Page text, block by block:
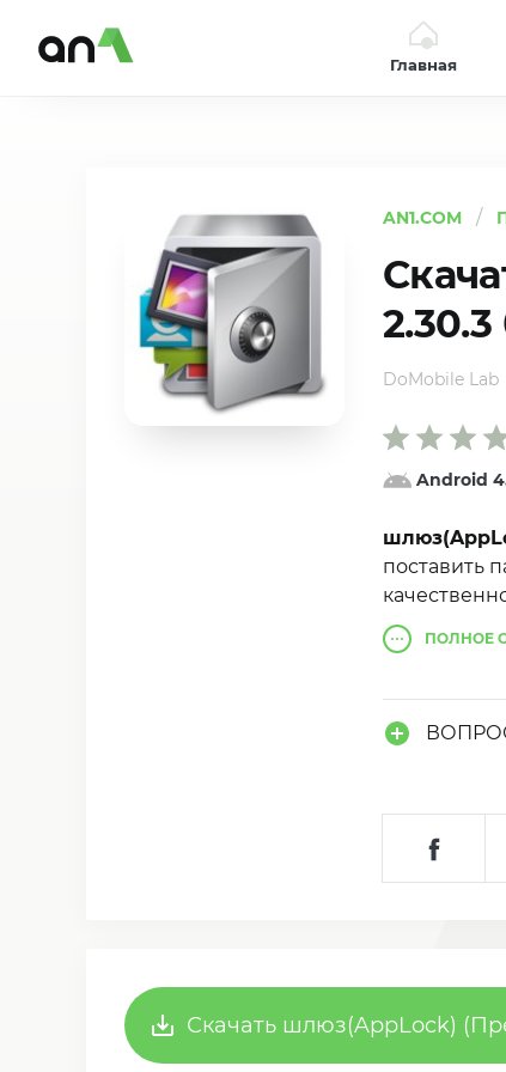
Главная
AN1.COM
Android
DoMobile Lab
поставить
ПОЛНОЕ
Скачать шлюз(AppLock)